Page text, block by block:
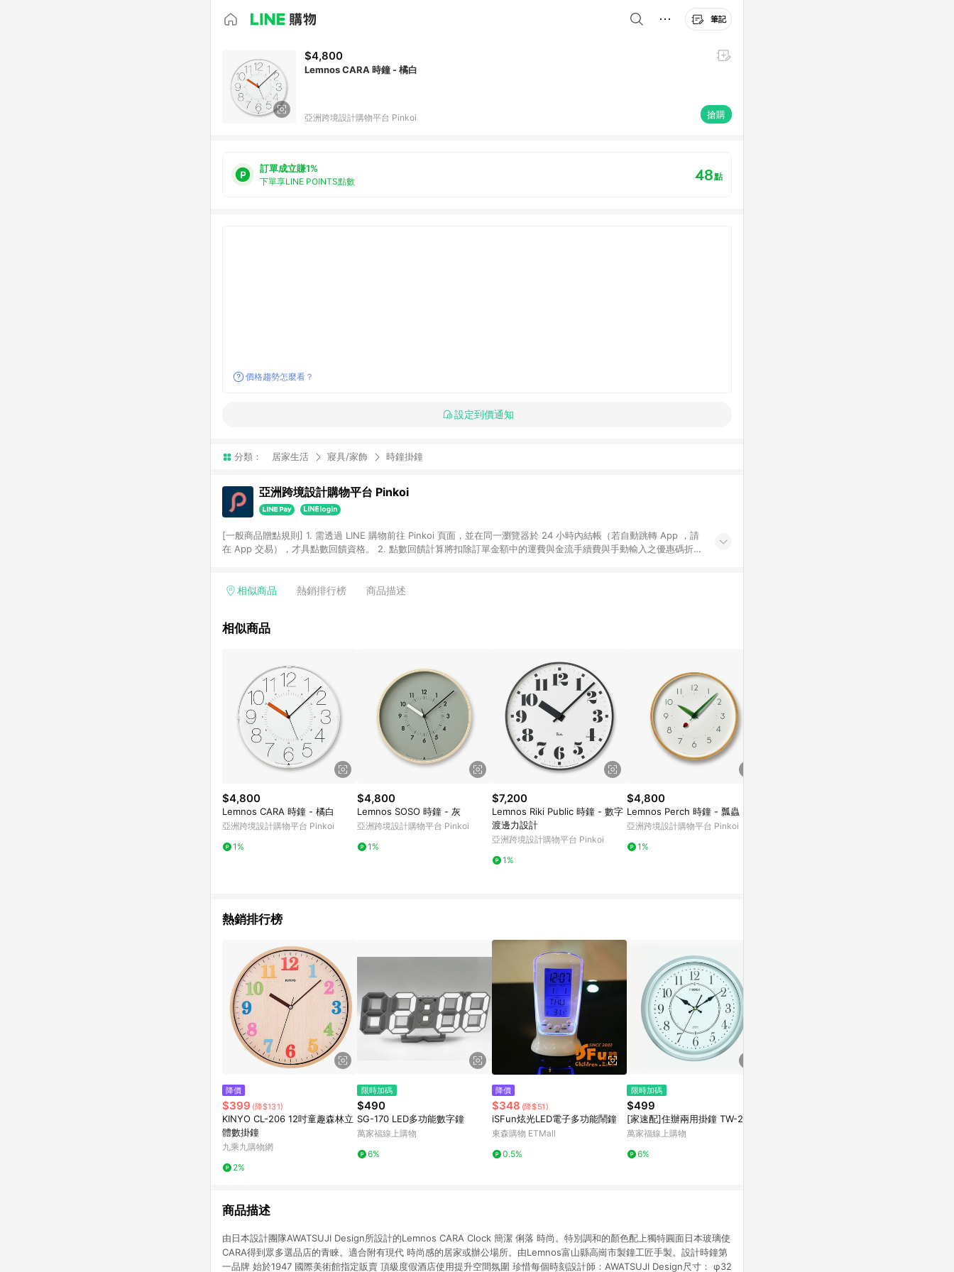
筆記
$4,800
Lemnos CARA 時鐘 - 橘白
亞洲跨境設計購物平台 Pinkoi 搶購
訂單成立賺1%
下單享LINE POINTS點數 48點
價格趨勢怎麼看？
設定到價通知
分類： 居家生活 寢具/家飾 時鐘掛鐘
亞洲跨境設計購物平台 Pinkoi
[一般商品贈點規則] 1. 需透過 LINE 購物前往 Pinkoi 頁面，並在同一瀏覽器於 24 小時內結帳（若自動跳轉 App ，請
在 App 交易），才具點數回饋資格。 2. 點數回饋計算將扣除訂單金額中的運費與金流手續費與手動輸入之優惠碼折
格，部分退款不在此限。 6. APP 請更新至Android v4.6.0 / iOS v4.1.5 以上才具贈點資格。 7. 點數將於出貨後 45 天
使用規則請以點數紅包活動說明為準。 11. 若於 LINE 購物前往 Pinkoi 頁面後才首次下載 Pinkoi APP 並完成訂單，不
相似商品 熱銷排行榜 商品描述
相似商品
$4,800
Lemnos CARA 時鐘 - 橘白
亞洲跨境設計購物平台 Pinkoi
1%
$4,800
Lemnos SOSO 時鐘 - 灰
亞洲跨境設計購物平台 Pinkoi
1%
$7,200
Lemnos Riki Public 時鐘 - 數字
渡邊力設計
亞洲跨境設計購物平台 Pinkoi
1%
$4,800
Lemnos Perch 時鐘 - 瓢蟲
亞洲跨境設計購物平台 Pinkoi
1%
熱銷排行榜
降價
$399 (降$131)
KINYO CL-206 12吋童趣森林立
體數掛鐘
九乘九購物網
2%
限時加碼
$490
SG-170 LED多功能數字鐘
萬家福線上購物
6%
降價
$348 (降$51)
iSFun炫光LED電子多功能鬧鐘
東森購物 ETMall
0.5%
限時加碼
$499
[家速配]住辦兩用掛鐘 TW-2562
萬家福線上購物
6%
商品描述
由日本設計團隊AWATSUJI Design所設計的Lemnos CARA Clock 簡潔 俐落 時尚。特別調和的顏色配上獨特圓面日本玻璃使
CARA得到眾多選品店的青睞。適合附有現代 時尚感的居家或辦公場所。由Lemnos富山縣高崗市製鐘工匠手製。設計時鐘第
一品牌 始於1947 國際美術館指定販賣 頂級度假酒店使用提升空間氛圍 珍惜每個時刻設計師：AWATSUJI Design尺寸： φ32